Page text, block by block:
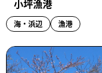
小坪漁港
海・浜辺 漁港